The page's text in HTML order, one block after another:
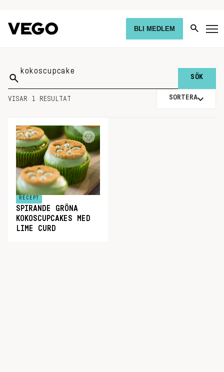
BLI MEDLEM
Sök
på:
VISAR 1 RESULTAT SORTERA
RECEPT
SPIRANDE GRÖNA
KOKOSCUPCAKES MED
LIME CURD